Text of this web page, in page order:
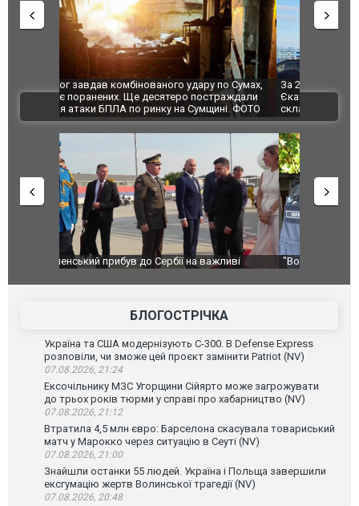
За 2000 кілометрів від кордону з Україною: в
Єкатеринбурзі після атаки дронів загорівся
склад Wildberries. ФОТО. ВІДЕО
"Мої
ВІДЕО
"Вони воюють, самі хочуть воювати, бо дурні": у
зневажливих слів про українських захисників.
В
порт: над
ВІДЕО
БЛОГОСТРІЧКА
Україна та США модернізують С-300. В Defense Express
розповіли, чи зможе цей проєкт замінити Patriot (NV)
07.08.2026, 21:24
Ексочільнику МЗС Угорщини Сійярто може загрожувати
до трьох років тюрми у справі про хабарництво (NV)
07.08.2026, 21:12
Втратила 4,5 млн євро: Барселона скасувала товариський
матч у Марокко через ситуацію в Сеуті (NV)
07.08.2026, 21:00
Знайшли останки 55 людей. Україна і Польща завершили
ексгумацію жертв Волинської трагедії (NV)
07.08.2026, 20:48